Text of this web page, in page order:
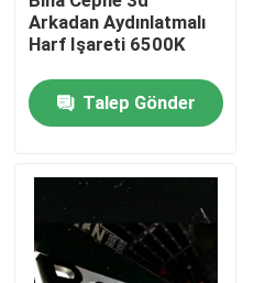
Ürün:% s
Fabrika turu
Arkadan Aydınlatmalı
Harf Işareti 6500K
Talep Gönder